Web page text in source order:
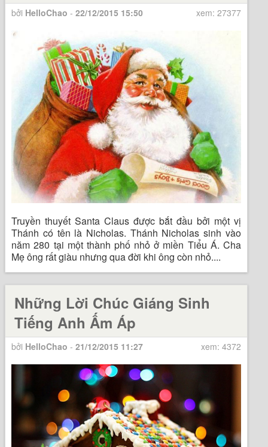
bởi HelloChao -22/12/2015 15:50 xem: 27377
Truyền thuyết Santa Claus được bắt đầu bởi một vị
Thánh có tên là Nicholas. Thánh Nicholas sinh vào
năm 280 tại một thành phố nhỏ ở miền Tiểu Á. Cha
Mẹ ông rất giàu nhưng qua đời khi ông còn nhỏ....
Những Lời Chúc Giáng Sinh
Tiếng Anh Ấm Áp
bởi HelloChao -21/12/2015 11:27 xem: 4372